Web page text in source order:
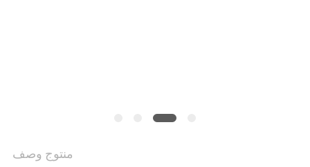
منتوج وصف